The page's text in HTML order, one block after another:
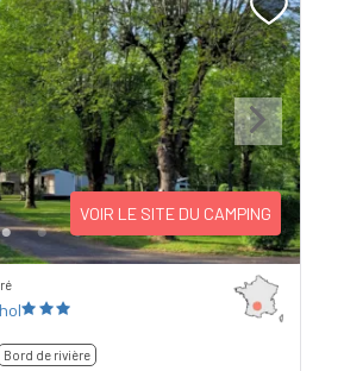
Next
VOIR LE SITE DU CAMPING
Bord de rivière